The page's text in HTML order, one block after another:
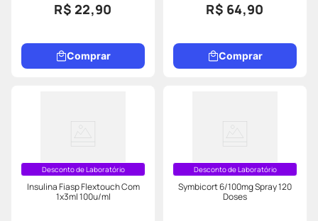
R$ 22,90
Comprar
R$ 64,90
Comprar
Desconto de Laboratório
Insulina Fiasp Flextouch Com
1x3ml 100u/ml
Desconto de Laboratório
Symbicort 6/100mg Spray 120
Doses